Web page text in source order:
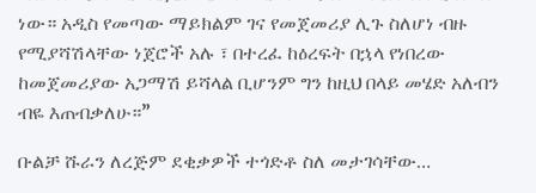
ነው። አዲስ የመጣው ማይክልም ገና የመጀመሪያ ሊጉ ስለሆነ ብዙ
የሚያሻሽላቸው ነጀሮች አሉ ፣ በተረፈ ከዕረፍት በኋላ የነበረው
ከመጀመሪያው አጋማሽ ይሻላል ቢሆንም ግን ከዚህ በላይ መሄድ አለብን
ብዬ እጠብቃለሁ።”
ቡልቻ ሹራን ለረጅም ደቂቃዎች ተጎድቶ ስለ መታገሳቸው…